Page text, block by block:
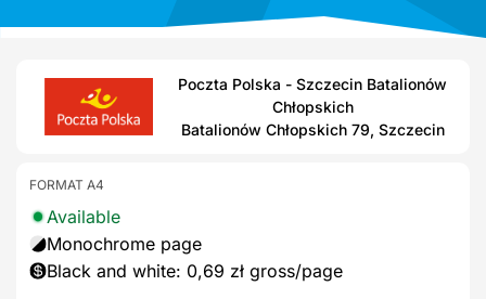
Poczta Polska - Szczecin Batalionów
Chłopskich
Batalionów Chłopskich 79, Szczecin
FORMAT A4
Available
Monochrome page
Black and white: 0,69 zł gross/page